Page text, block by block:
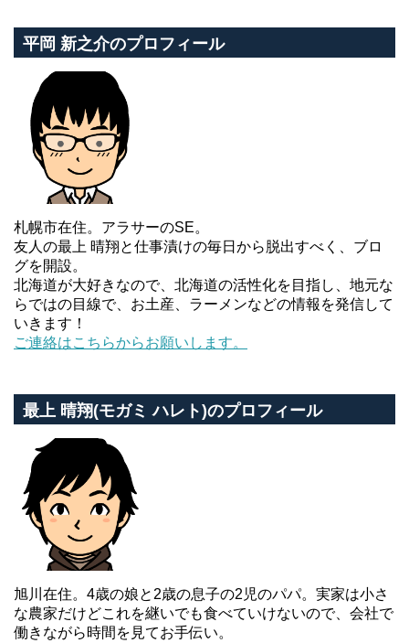
平岡 新之介のプロフィール
札幌市在住。アラサーのSE。
友人の最上 晴翔と仕事漬けの毎日から脱出すべく、ブロ
グを開設。
北海道が大好きなので、北海道の活性化を目指し、地元な
らではの目線で、お土産、ラーメンなどの情報を発信して
いきます！
ご連絡はこちらからお願いします。
最上 晴翔(モガミ ハレト)のプロフィール
旭川在住。4歳の娘と2歳の息子の2児のパパ。実家は小さ
な農家だけどこれを継いでも食べていけないので、会社で
働きながら時間を見てお手伝い。